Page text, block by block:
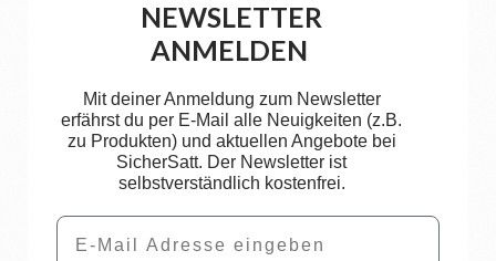
NEWSLETTER
ANMELDEN
Mit deiner Anmeldung zum Newsletter
erfährst du per E-Mail alle Neuigkeiten (z.B.
zu Produkten) und aktuellen Angebote bei
SicherSatt. Der Newsletter ist
selbstverständlich kostenfrei.
Email